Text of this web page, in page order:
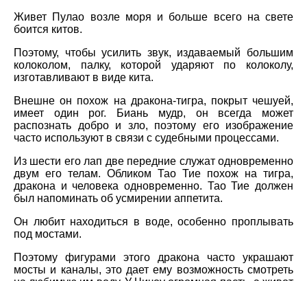
Живет Пулао возле моря и больше всего на свете
боится китов.
Поэтому, чтобы усилить звук, издаваемый большим
колоколом, палку, которой ударяют по колоколу,
изготавливают в виде кита.
Внешне он похож на дракона-тигра, покрыт чешуей,
имеет один рог. Биань мудр, он всегда может
распознать добро и зло, поэтому его изображение
часто используют в связи с судебными процессами.
Из шести его лап две передние служат одновременно
двум его телам. Обликом Тао Тие похож на тигра,
дракона и человека одновременно. Тао Тие должен
был напоминать об усмирении аппетита.
Он любит находиться в воде, особенно проплывать
под мостами.
Поэтому фигурами этого дракона часто украшают
мосты и каналы, это дает ему возможность смотреть